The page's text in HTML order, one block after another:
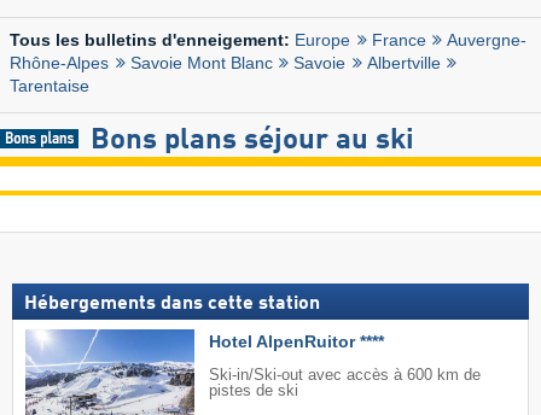
Tous les bulletins d'enneigement: Europe France
Auvergne-
Rhône-Alpes
Savoie Mont Blanc Savoie
Albertville
Tarentaise
Bons plans séjour au ski
Hébergements dans cette station
Hotel AlpenRuitor ****
Ski-in/Ski-out avec accès à 600 km de
pistes de ski